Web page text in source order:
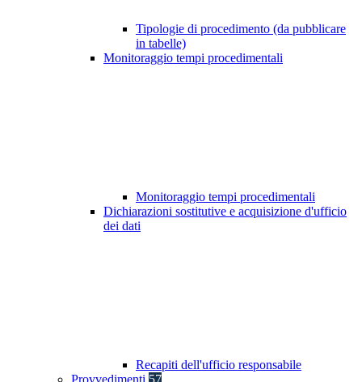
Tipologie di procedimento (da pubblicare
in tabelle)
Monitoraggio tempi procedimentali
Monitoraggio tempi procedimentali
Dichiarazioni sostitutive e acquisizione d'ufficio
dei dati
Recapiti dell'ufficio responsabile